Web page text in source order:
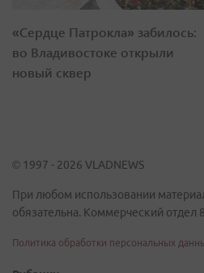
«Сердце Патрокла» забилось:
во Владивостоке открыли
новый сквер
© 1997 - 2026 VLADNEWS
При любом использовании
обязательна. Коммерческий отдел
Политика обработки персональных